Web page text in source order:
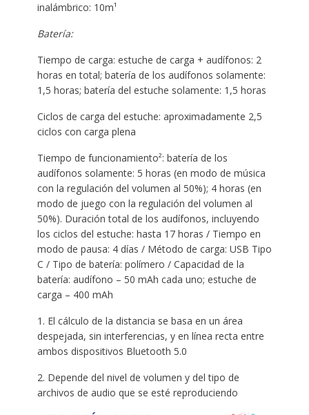
inalámbrico: 10m¹
Batería:
Tiempo de carga: estuche de carga + audífonos: 2
horas en total; batería de los audífonos solamente:
1,5 horas; batería del estuche solamente: 1,5 horas
Ciclos de carga del estuche: aproximadamente 2,5
ciclos con carga plena
Tiempo de funcionamiento²: batería de los
audífonos solamente: 5 horas (en modo de música
con la regulación del volumen al 50%); 4 horas (en
modo de juego con la regulación del volumen al
50%). Duración total de los audífonos, incluyendo
los ciclos del estuche: hasta 17 horas / Tiempo en
modo de pausa: 4 días / Método de carga: USB Tipo
C / Tipo de batería: polímero / Capacidad de la
batería: audífono – 50 mAh cada uno; estuche de
carga – 400 mAh
1. El cálculo de la distancia se basa en un área
despejada, sin interferencias, y en línea recta entre
ambos dispositivos Bluetooth 5.0
2. Depende del nivel de volumen y del tipo de
archivos de audio que se esté reproduciendo